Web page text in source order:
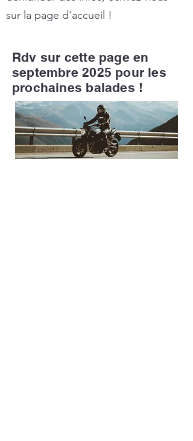
sur la page d'accueil !
Rdv sur cette page en
septembre 2025 pour les
prochaines balades !